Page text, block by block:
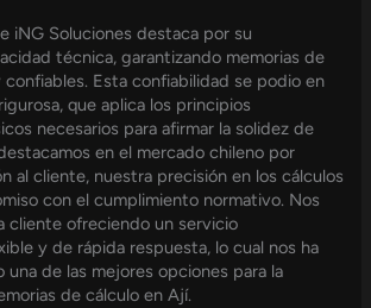
iNG Soluciones destaca por su
técnica, garantizando memorias de
Esta confiabilidad se podio en
que aplica los principios
necesarios para afirmar la solidez de
en el mercado chileno por
al cliente, nuestra precisión en los cálculos
con el cumplimiento normativo. Nos
cliente ofreciendo un servicio
y de rápida respuesta, lo cual nos ha
una de las mejores opciones para la
de cálculo en Ají.